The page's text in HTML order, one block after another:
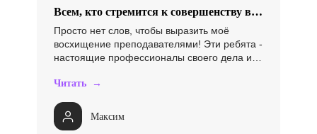
Всем, кто стремится к совершенству в
ораторском искусстве,
Просто нет слов, чтобы выразить моё
восхищение преподавателями! Эти ребята -
настоящие профессионалы своего дела и
каждым домашним заданием я чувствовал
просто идеален - удобно вписывался в мой
динамичный график. Процесс обучения
Читать →
Максим